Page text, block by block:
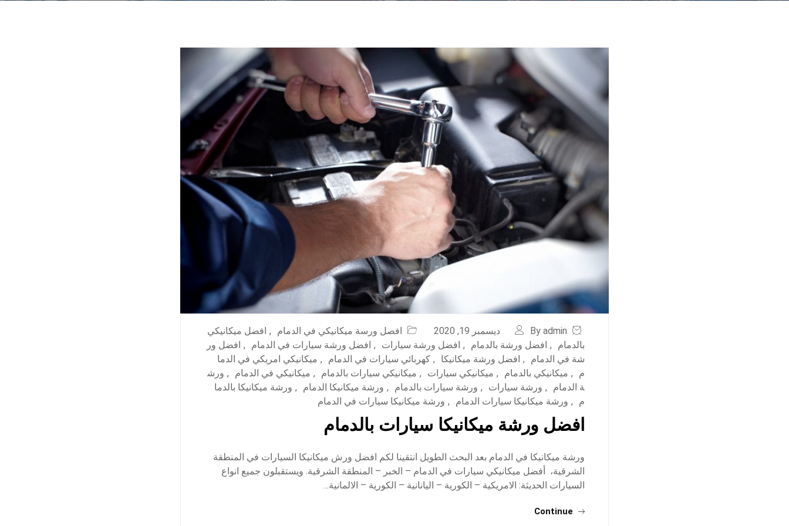
By admin ديسمبر 19, 2020 افصل ورسة ميكانيكي في الدمام , افضل ميكانيكي
بالدمام
, افضل ورشة بالدمام , افضل ورشة سيارات , افضل ورشة سيارات في الدمام , افضل ور
شة في الدمام
, افضل ورشة ميكانيكا , كهربائي سيارات في الدمام , ميكانيكي امريكي في الدما
م
, ميكانيكي بالدمام , ميكانيكي سيارات , ميكانيكي سيارات بالدمام , ميكانيكي في الدمام , ورش
ة الدمام
, ورشة سيارات , ورشة سيارات بالدمام , ورشة ميكانيكا الدمام , ورشة ميكانيكا بالدما
م
, ورشة ميكانيكا سيارات الدمام , ورشة ميكانيكا سيارات في الدمام
افضل ورشة ميكانيكا سيارات بالدمام
ورشة ميكانيكا في الدمام بعد البحث الطويل انتقينا لكم افضل ورش ميكانيكا السيارات في المنطقة
الشرقية، أفضل ميكانيكي سيارات في الدمام – الخبر – المنطقة الشرقية. ويستقبلون جميع انواع
السيارات الحديثة: الامريكية – الكورية – اليانانية – الكورية – الالمانية…
Continue